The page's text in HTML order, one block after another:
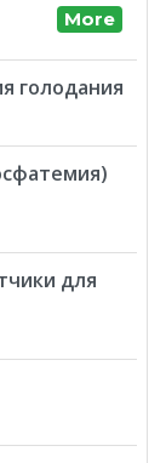
More
голодания
для